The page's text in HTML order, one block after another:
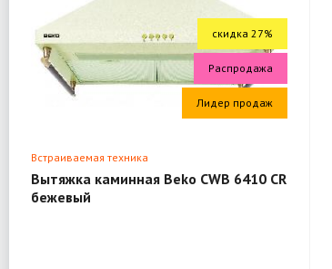
скидка 27%
Распродажа
Лидер продаж
Встраиваемая техника
Вытяжка каминная Beko CWB 6410 CR
бежевый